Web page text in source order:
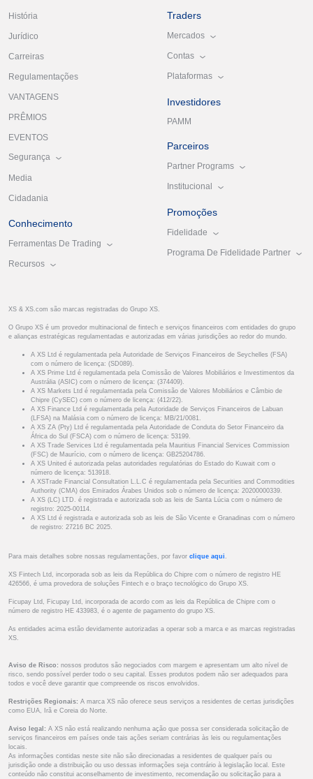
História
Jurídico
Carreiras
Regulamentações
VANTAGENS
PRÊMIOS
EVENTOS
Segurança
Media
Cidadania
Conhecimento
Ferramentas De Trading
Recursos
Traders
Mercados
Contas
Plataformas
Investidores
PAMM
Parceiros
Partner Programs
Institucional
Promoções
Fidelidade
Programa De Fidelidade Partner
XS & XS.com são marcas registradas do Grupo XS.
O Grupo XS é um provedor multinacional de fintech e serviços financeiros com entidades do grupo
e alianças estratégicas regulamentadas e autorizadas em várias jurisdições ao redor do mundo.
A XS Ltd é regulamentada pela Autoridade de Serviços Financeiros de Seychelles (FSA)
com o número de licença: (SD089).
A XS Prime Ltd é regulamentada pela Comissão de Valores Mobiliários e Investimentos da
Austrália (ASIC) com o número de licença: (374409).
A XS Markets Ltd é regulamentada pela Comissão de Valores Mobiliários e Câmbio de
Chipre (CySEC) com o número de licença: (412/22).
A XS Finance Ltd é regulamentada pela Autoridade de Serviços Financeiros de Labuan
(LFSA) na Malásia com o número de licença: MB/21/0081.
A XS ZA (Pty) Ltd é regulamentada pela Autoridade de Conduta do Setor Financeiro da
África do Sul (FSCA) com o número de licença: 53199.
A XS Trade Services Ltd é regulamentada pela Mauritius Financial Services Commission
(FSC) de Maurício, com o número de licença: GB25204786.
A XS United é autorizada pelas autoridades regulatórias do Estado do Kuwait com o
número de licença: 513918.
A XSTrade Financial Consultation L.L.C é regulamentada pela Securities and Commodities
Authority (CMA) dos Emirados Árabes Unidos sob o número de licença: 20200000339.
A XS (LC) LTD. é registrada e autorizada sob as leis de Santa Lúcia com o número de
registro: 2025-00114.
A XS Ltd é registrada e autorizada sob as leis de São Vicente e Granadinas com o número
de registro: 27216 BC 2025.
Para mais detalhes sobre nossas regulamentações, por favor clique aqui
XS Fintech Ltd, incorporada sob as leis da República do Chipre com o número de registro HE
426566, é uma provedora de soluções Fintech e o braço tecnológico do Grupo XS.
Ficupay Ltd, Ficupay Ltd, incorporada de acordo com as leis da República de Chipre com o
número de registro HE 433983, é o agente de pagamento do grupo XS.
As entidades acima estão devidamente autorizadas a operar sob a marca e as marcas registradas
XS.
Aviso de Risco: nossos produtos são negociados com margem e apresentam um alto nível de
risco, sendo possível perder todo o seu capital. Esses produtos podem não ser adequados para
todos e você deve garantir que compreende os riscos envolvidos.
Restrições Regionais: A marca XS não oferece seus serviços a residentes de certas jurisdições
como EUA, Irã e Coreia do Norte.
Aviso legal: A XS não está realizando nenhuma ação que possa ser considerada solicitação de
serviços financeiros em países onde tais ações seriam contrárias às leis ou regulamentações
locais.
As informações contidas neste site não são direcionadas a residentes de qualquer país ou
jurisdição onde a distribuição ou uso dessas informações seja contrário à legislação local. Este
conteúdo não constitui aconselhamento de investimento, recomendação ou solicitação para a